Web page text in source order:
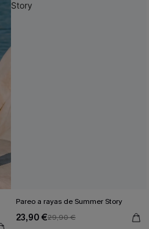
Pareo a rayas de Summer Story
23,90 €29,90 €